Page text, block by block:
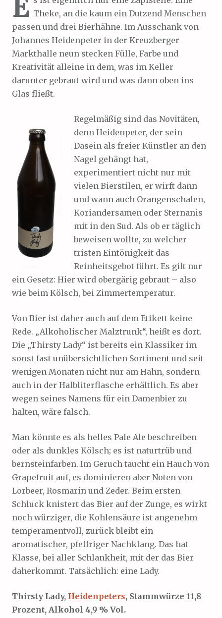
Theke, an die kaum ein Dutzend Menschen
passen und drei Bierhähne. Im Ausschank von
Johannes Heidenpeter in der Kreuzberger
Markthalle neun stecken Fülle, Farbe und
Kreativität alleine in dem, was im Keller
darunter gebraut wird und was dann oben ins
Glas fließt.
Regelmäßig sind das Novitäten,
denn Heidenpeter, der sein
Dasein als freier Künstler an den
Nagel gehängt hat,
experimentiert nicht nur mit
vielen Bierstilen, er wirft dann
und wann auch Orangenschalen,
Koriandersamen oder Sternanis
mit in den Sud. Als ob er täglich
beweisen wollte, zu welcher
tristen Eintönigkeit das
Reinheitsgebot führt. Es gilt nur
ein Gesetz: Hier wird obergärig gebraut – also
wie beim Kölsch, bei Zimmertemperatur.
Von Bier ist daher auch auf dem Etikett keine
Rede. „Alkoholischer Malztrunk“, heißt es dort.
Die „Thirsty Lady“ ist bereits ein Klassiker im
sonst fast unübersichtlichen Sortiment und seit
wenigen Monaten nicht nur am Hahn, sondern
auch in der Halbliterflasche erhältlich. Es aber
wegen seines Namens für ein Damenbier zu
halten, wäre falsch.
Man könnte es als helles Pale Ale beschreiben
oder als dunkles Kölsch; es ist naturtrüb und
bernsteinfarben. Im Geruch taucht ein Hauch von
Grapefruit auf, es dominieren aber Noten von
Lorbeer, Rosmarin und Zeder. Beim ersten
Schluck knistert das Bier auf der Zunge, es wirkt
noch würziger, die Kohlensäure ist angenehm
temperamentvoll, zurück bleibt ein
aromatischer, pfeffriger Nachklang. Das hat
Klasse, bei aller Schlankheit, mit der das Bier
daherkommt. Tatsächlich: eine Lady.
Thirsty Lady, Heidenpeters, Stammwürze 11,8
Prozent, Alkohol 4,9 % Vol.